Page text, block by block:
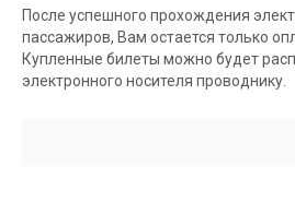
После успешного прохождения
пассажиров, Вам остается только
Купленные билеты можно будет
электронного носителя проводнику.